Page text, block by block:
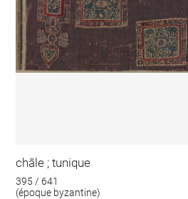
châle ; tunique
395 / 641
(époque byzantine)